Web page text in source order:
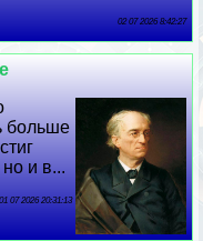
02 07 2026 8:42:27
больше
и в...
01 07 2026 20:31:13